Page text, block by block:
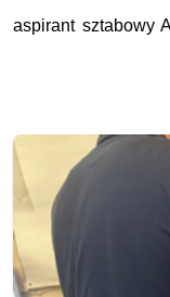
aspirant sztabowy